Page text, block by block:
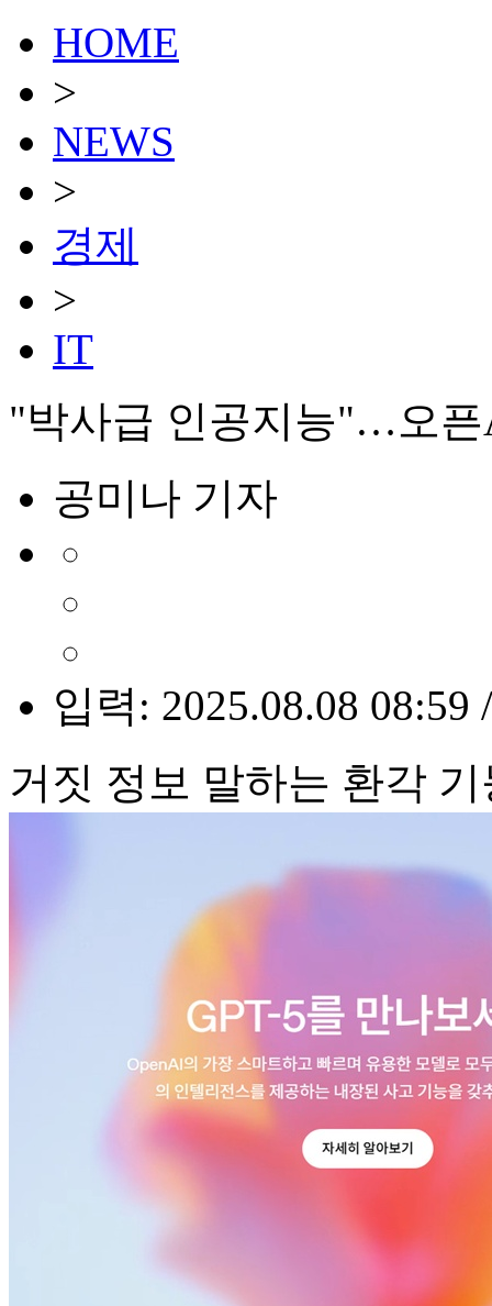
HOME
>
NEWS
>
경제
>
IT
"박사급 인공지능"…오픈
공미나 기자
입력: 2025.08.08 08:59
거짓 정보 말하는 환각